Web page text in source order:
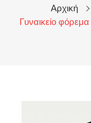
Αρχική
Γυναικείο